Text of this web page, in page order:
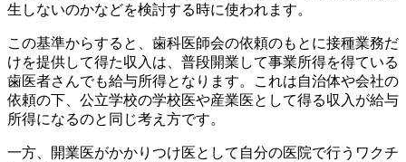
生しないのかなどを検討する時に使われます。
この基準からすると、歯科医師会の依頼のもとに接種業務だ
けを提供して得た収入は、普段開業して事業所得を得ている
歯医者さんでも給与所得となります。これは自治体や会社の
依頼の下、公立学校の学校医や産業医として得る収入が給与
所得になるのと同じ考え方です。
一方、開業医がかかりつけ医として自分の医院で行うワクチ